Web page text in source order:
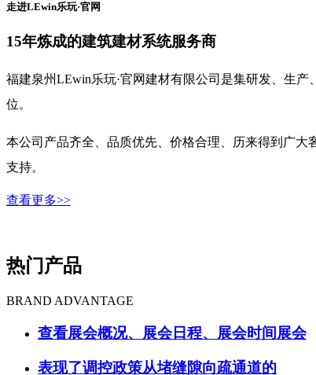
走进LEwin乐玩·官网
15年炼成的建筑建材系统服务商
福建泉州LEwin乐玩·官网建材有限公司是集研发、生
位。
本公司产品齐全、品质优先、价格合理、历来得到广
支持。
查看更多>>
热门产品
BRAND ADVANTAGE
查看展会概况、展会日程、展会时间展会
表现了调控政策从堵缝隙向疏通道的